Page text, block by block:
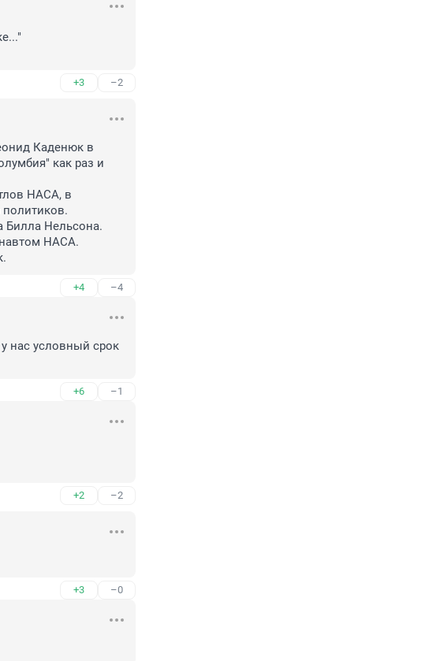
+3 –2
Каденюк в
как раз и
НАСА, в
Билла Нельсона.
НАСА.
+4 –4
нас условный срок
+6 –1
+2 –2
+3 –0